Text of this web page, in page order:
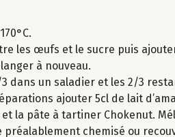
les œufs et le sucre puis
à nouveau.
dans un saladier et les 2/3
ajouter 5cl de lait
la pâte à tartiner Chokenut.
préalablement chemisé ou